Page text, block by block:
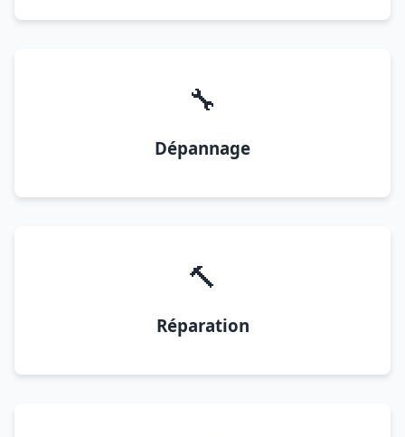
🔧
Dépannage
🔨
Réparation